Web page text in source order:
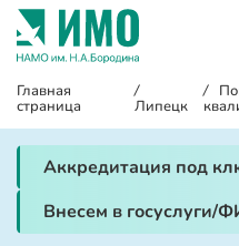
Главная
страница
/
Липецк
/
Аккредитация под
Внесем в